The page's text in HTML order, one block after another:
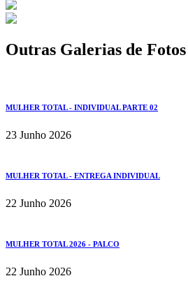
Outras Galerias de Fotos
MULHER TOTAL - INDIVIDUAL PARTE 02
23 Junho 2026
MULHER TOTAL - ENTREGA INDIVIDUAL
22 Junho 2026
MULHER TOTAL 2026 - PALCO
22 Junho 2026